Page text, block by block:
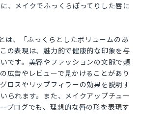
、メイクでふっくらぽってりした唇に
は、「ふっくらとしたボリュームのあ
の表現は、魅力的で健康的な印象を与
です。美容やファッションの文脈で頻
広告やレビューで見かけることがあり
ロスやリップフィラーの効果を説明す
られます。また、メイクアップチュー
ブログでも、理想的な唇の形を表現す